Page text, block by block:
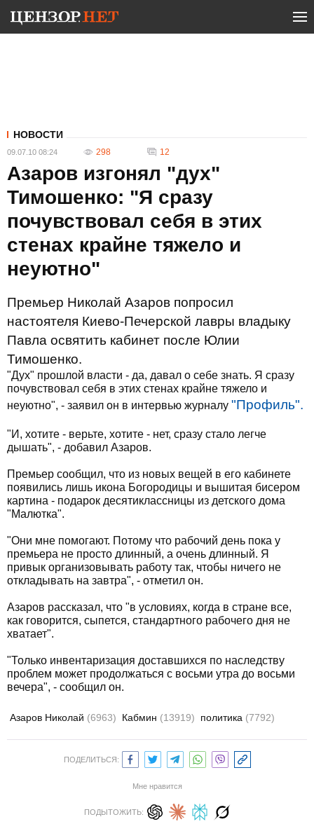
НОВОСТИ
09.07.10 08:24 298 12
Азаров изгонял "дух"
Тимошенко: "Я сразу
почувствовал себя в этих
стенах крайне тяжело и
неуютно"
Премьер Николай Азаров попросил
настоятеля Киево-Печерской лавры владыку
Павла освятить кабинет после Юлии
Тимошенко.
"Дух" прошлой власти - да, давал о себе знать. Я сразу
почувствовал себя в этих стенах крайне тяжело и
неуютно", - заявил он в интервью журналу "Профиль".
"И, хотите - верьте, хотите - нет, сразу стало легче
дышать", - добавил Азаров.
Премьер сообщил, что из новых вещей в его кабинете
появились лишь икона Богородицы и вышитая бисером
картина - подарок десятиклассницы из детского дома
"Малютка".
"Они мне помогают. Потому что рабочий день пока у
премьера не просто длинный, а очень длинный. Я
привык организовывать работу так, чтобы ничего не
откладывать на завтра", - отметил он.
Азаров рассказал, что "в условиях, когда в стране все,
как говорится, сыпется, стандартного рабочего дня не
хватает".
"Только инвентаризация доставшихся по наследству
проблем может продолжаться с восьми утра до восьми
вечера", - сообщил он.
Азаров Николай (6963) Кабмин (13919) политика (7792)
ПОДЕЛИТЬСЯ:
Мне нравится
ПОДЫТОЖИТЬ: